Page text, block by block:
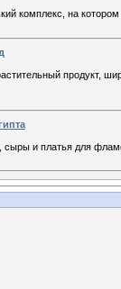
комплекс, на
продукт,
и платья для